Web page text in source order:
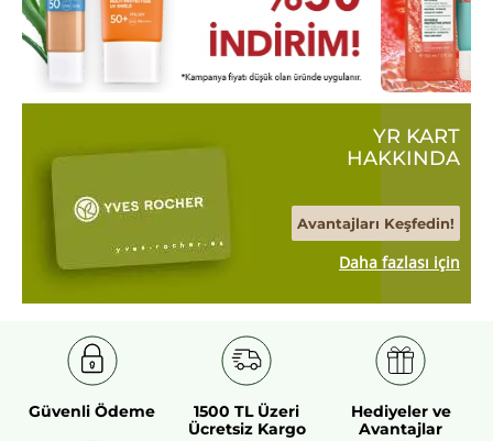
YR KART
HAKKINDA
Avantajları Keşfedin!
Daha fazlası için
Güvenli Ödeme
1500 TL Üzeri
Ücretsiz Kargo
Hediyeler ve
Avantajlar